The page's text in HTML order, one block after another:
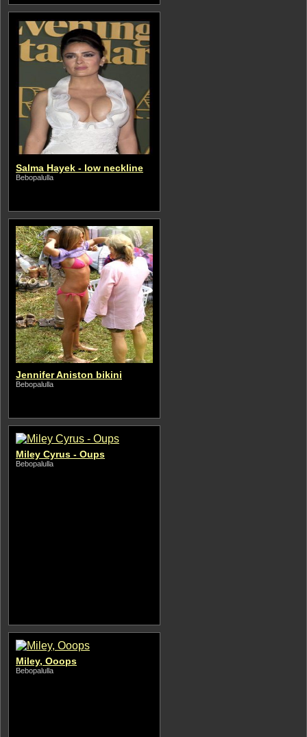
Salma Hayek - low neckline
Bebopalulla
Jennifer Aniston bikini
Bebopalulla
Miley Cyrus - Oups
Bebopalulla
Miley, Ooops
Bebopalulla